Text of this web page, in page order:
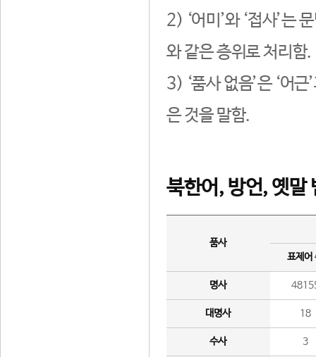
2) ‘어미’와 ‘접사’는
와 같은 층위로 처리함.
3) ‘품사 없음’은 ‘어
은 것을 말함.
북한어, 방언, 옛말
품사
표제어
명사
대명사 18
수사 3